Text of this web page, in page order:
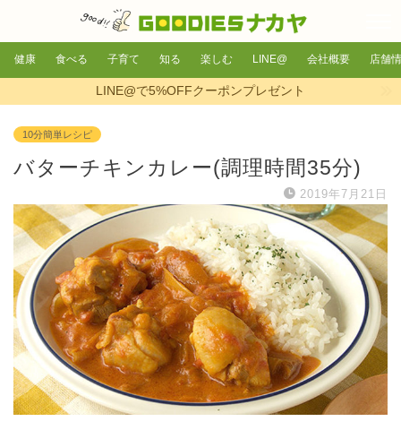
健康 食べる 子育て 知る 楽しむ LINE@ 会社概要 店舗
LINE@で5%OFFクーポンプレゼント
10分簡単レシピ
バターチキンカレー(調理時間35分)
2019年7月21日